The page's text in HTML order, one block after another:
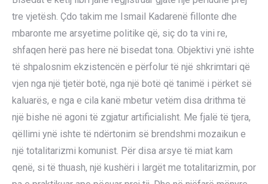
tre vjetësh. Çdo takim me Ismail Kadarenë fillonte dhe
mbaronte me arsyetime politike që, siç do ta vini re,
shfaqen herë pas here në bisedat tona. Objektivi ynë ishte
të shpalosnim ekzistencën e përfolur të një shkrimtari që
vjen nga një tjetër botë, nga një botë që tanimë i përket së
kaluarës, e nga e cila kanë mbetur vetëm disa drithma të
një bishe në agoni të zgjatur artificialisht. Me fjalë të tjera,
qëllimi ynë ishte të ndërtonim së brendshmi mozaikun e
një totalitarizmi komunist. Për disa arsye të miat kam
qenë, si të thuash, një kushëri i largët me totalitarizmin, por